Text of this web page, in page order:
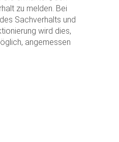
zu melden. Bei
Sachverhalts und
wird dies,
angemessen